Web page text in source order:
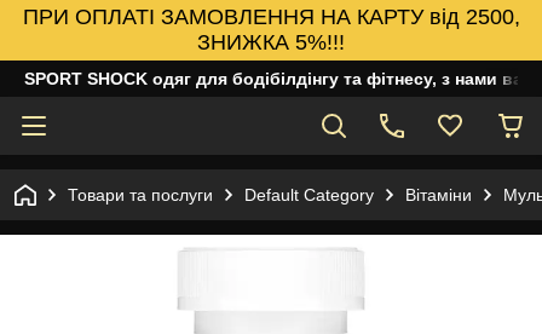
ПРИ ОПЛАТІ ЗАМОВЛЕННЯ НА КАРТУ від 2500,
ЗНИЖКА 5%!!!
SPORT SHOCK одяг для бодібілдінгу та фітнесу, з нами
Товари та послуги Default Category Вітаміни